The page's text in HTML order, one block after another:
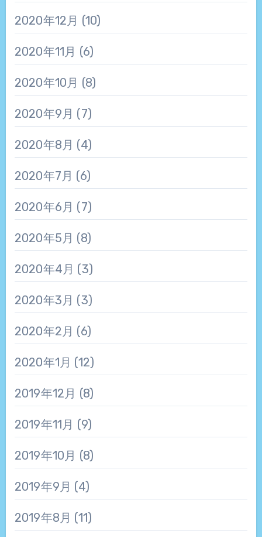
2020年12月 (10)
2020年11月 (6)
2020年10月 (8)
2020年9月 (7)
2020年8月 (4)
2020年7月 (6)
2020年6月 (7)
2020年5月 (8)
2020年4月 (3)
2020年3月 (3)
2020年2月 (6)
2020年1月 (12)
2019年12月 (8)
2019年11月 (9)
2019年10月 (8)
2019年9月 (4)
2019年8月 (11)